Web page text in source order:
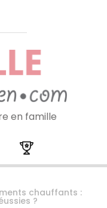
en famille
chauffants :
?